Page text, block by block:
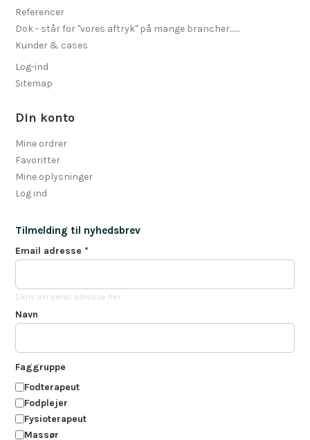
Referencer
Dok - står for "vores aftryk" på mange brancher.......
Kunder & cases
Log-ind
Sitemap
Din konto
Mine ordrer
Favoritter
Mine oplysninger
Log ind
Tilmelding til nyhedsbrev
Email adresse*
Skriv din email adresse her
Navn
Faggruppe
Fodterapeut
Fodplejer
Fysioterapeut
Massør